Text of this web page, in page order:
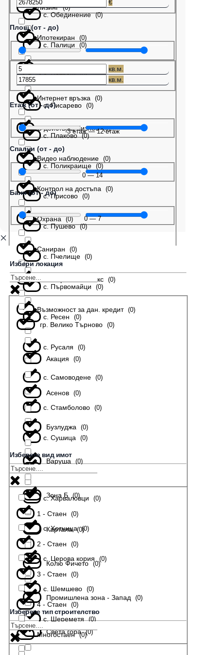
с. Обединение (0)
с. Палици (0)
с. Патреш (0)
с. Писарево (0)
с. Плаково (0)
с. Поликраище (0)
с. Присово (0)
с. Пушево (0)
с. Пчелище (0)
с. Първомайци (0)
с. Ресен (0)
с. Русаля (0)
с. Самоводене (0)
с. Стамболово (0)
с. Сушица (0)
с. Харваловци (0)
с. Хотница (0)
с. Церова кория (0)
с. Шемшево (0)
с. Шереметя (0)
Лизинг (0)
Ипотекиран (0)
Интернет връзка (0)
С действащ бизнес (0)
Видео наблюдение (0)
Контрол на достъпа (0)
Охрана (0)
Саниран (0)
В затворен комплекс (0)
Възможност за дан. кредит (0)
€
Площ (от - до)
кв.м.
кв.м.
Етаж (от - до)
-3етаж—12етаж
Спални (от - до)
0—14
Бани (от - до)
0—7
Избери локация
гр. Велико Търново (0)
Акация (0)
Асенов (0)
Бузлуджа (0)
Варуша (0)
Зона Б (0)
Картала (0)
Колю Фичето (0)
Промишлена зона - Запад (0)
Света гора (0)
Изберете вид имот
1 - Стаен (0)
2 - Стаен (0)
3 - Стаен (0)
4 - Стаен (0)
Многостаен (0)
Изберете тип строителство